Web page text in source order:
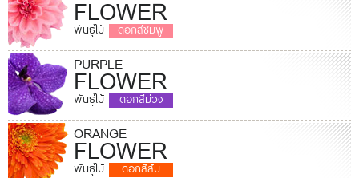
FLOWER
พันธุ์ไม้ ดอกสีชมพู
PURPLE
FLOWER
พันธุ์ไม้ ดอกสีม่วง
ORANGE
FLOWER
พันธุ์ไม้ ดอกสีส้ม